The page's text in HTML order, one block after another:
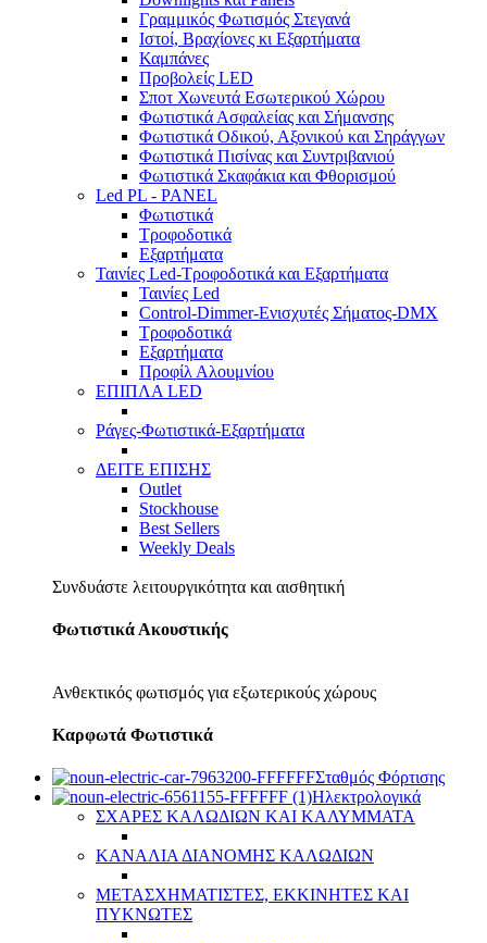
Γραμμικός Φωτισμός Στεγανά
Ιστοί, Βραχίονες κι Εξαρτήματα
Καμπάνες
Προβολείς LED
Σποτ Χωνευτά Εσωτερικού Χώρου
Φωτιστικά Ασφαλείας και Σήμανσης
Φωτιστικά Οδικού, Αξονικού και Σηράγγων
Φωτιστικά Πισίνας και Συντριβανιού
Φωτιστικά Σκαφάκια και Φθορισμού
Led PL - PANEL
Φωτιστικά
Τροφοδοτικά
Εξαρτήματα
Ταινίες Led-Τροφοδοτικά και Εξαρτήματα
Ταινίες Led
Control-Dimmer-Ενισχυτές Σήματος-DMX
Τροφοδοτικά
Εξαρτήματα
Προφίλ Αλουμνίου
ΕΠΙΠΛΑ LED
Ράγες-Φωτιστικά-Εξαρτήματα
ΔΕΙΤΕ ΕΠΙΣΗΣ
Outlet
Stockhouse
Best Sellers
Weekly Deals
Συνδυάστε λειτουργικότητα και αισθητική
Φωτιστικά Ακουστικής
Ανθεκτικός φωτισμός για εξωτερικούς χώρους
Καρφωτά Φωτιστικά
Σταθμός Φόρτισης
Ηλεκτρολογικά
ΣΧΑΡΕΣ ΚΑΛΩΔΙΩΝ ΚΑΙ ΚΑΛΥΜΜΑΤΑ
ΚΑΝΑΛΙΑ ΔΙΑΝΟΜΗΣ ΚΑΛΩΔΙΩΝ
ΜΕΤΑΣΧΗΜΑΤΙΣΤΕΣ, ΕΚΚΙΝΗΤΕΣ ΚΑΙ
ΠΥΚΝΩΤΕΣ